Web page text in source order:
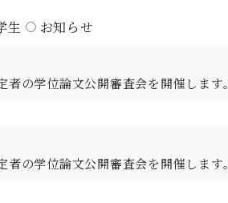
生 お知らせ
の学位論文公開審査会を開催します。
の学位論文公開審査会を開催します。